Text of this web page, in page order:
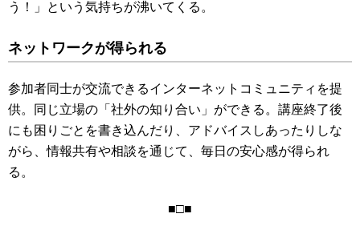
う！」という気持ちが沸いてくる。
ネットワークが得られる
参加者同士が交流できるインターネットコミュニティを提
供。
同じ立場の「社外の知り合い」ができる。 講座終了後
にも 困りごとを書き込んだり、アドバイスしあったりしな
がら、情報共有や相談を通じて、毎日の安心感が得られ
る。
■□■